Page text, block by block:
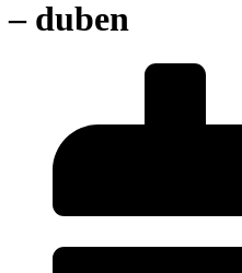
– duben